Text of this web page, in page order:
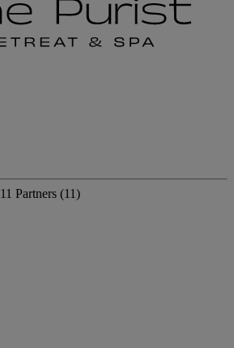
11 Partners (11)